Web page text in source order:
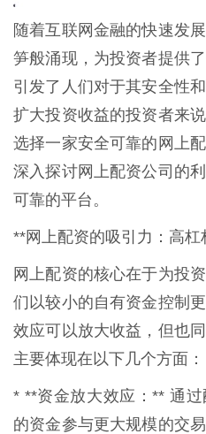
随着互联网金融的快速发
笋般涌现，为投资者提供
引发了人们对于其安全性
扩大投资收益的投资者来
选择一家安全可靠的网上
深入探讨网上配资公司的
可靠的平台。
**网上配资的吸引力：高杠
网上配资的核心在于为投
们以较小的自有资金控制
效应可以放大收益，但也
主要体现在以下几个方面：
* **资金放大效应：** 通
的资金参与更大规模的交